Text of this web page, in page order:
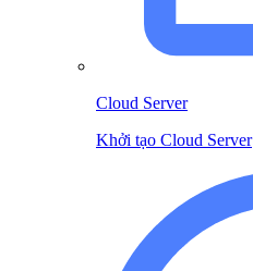
Cloud Server
Khởi tạo Cloud Server